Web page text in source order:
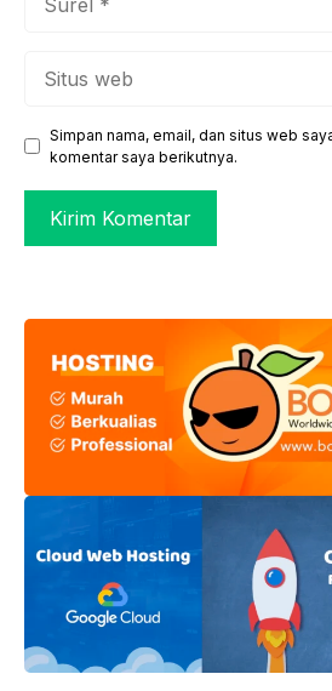
web
Simpan nama, email, dan situs web
komentar saya berikutnya.